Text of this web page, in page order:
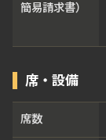
簡易請求書）
席・設備
席数